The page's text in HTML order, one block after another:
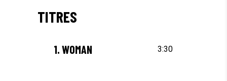
TITRES
1.WOMAN 3:30